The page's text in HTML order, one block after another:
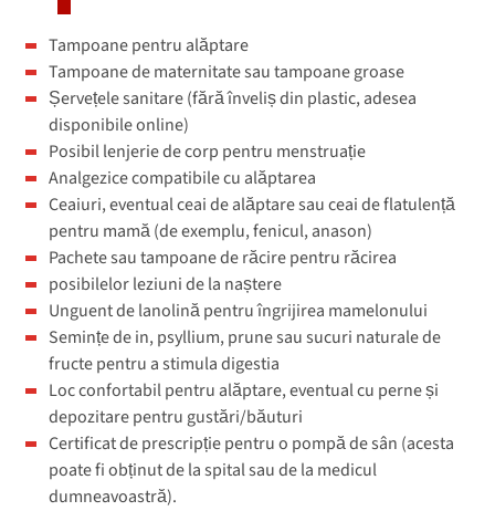
Tampoane pentru alăptare
Tampoane de maternitate sau tampoane groase
Șervețele sanitare (fără înveliș din plastic, adesea
disponibile online)
Posibil lenjerie de corp pentru menstruație
Analgezice compatibile cu alăptarea
Ceaiuri, eventual ceai de alăptare sau ceai de flatulență
pentru mamă (de exemplu, fenicul, anason)
Pachete sau tampoane de răcire pentru răcirea
posibilelor leziuni de la naștere
Unguent de lanolină pentru îngrijirea mamelonului
Semințe de in, psyllium, prune sau sucuri naturale de
fructe pentru a stimula digestia
Loc confortabil pentru alăptare, eventual cu perne și
depozitare pentru gustări/băuturi
Certificat de prescripție pentru o pompă de sân (acesta
poate fi obținut de la spital sau de la medicul
dumneavoastră).